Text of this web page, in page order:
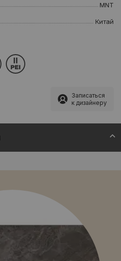
MNT
Китай
Записаться
к дизайнеру